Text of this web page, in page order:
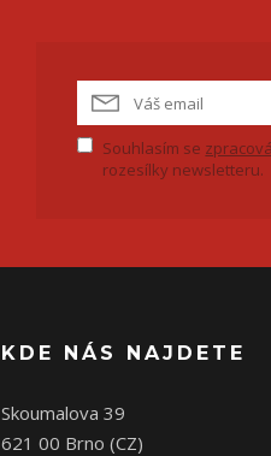
Souhlasím se
rozesílky newsletteru.
KDE NÁS NAJDETE
Skoumalova 39
621 00 Brno (CZ)